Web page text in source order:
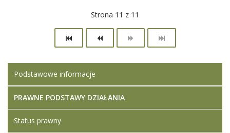
Strona 11 z 11
Podstawowe informacje
PRAWNE PODSTAWY DZIAŁANIA
Status prawny